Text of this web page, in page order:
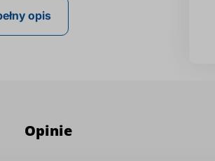
opis
Opinie